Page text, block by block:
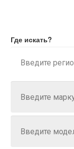
Где искать?